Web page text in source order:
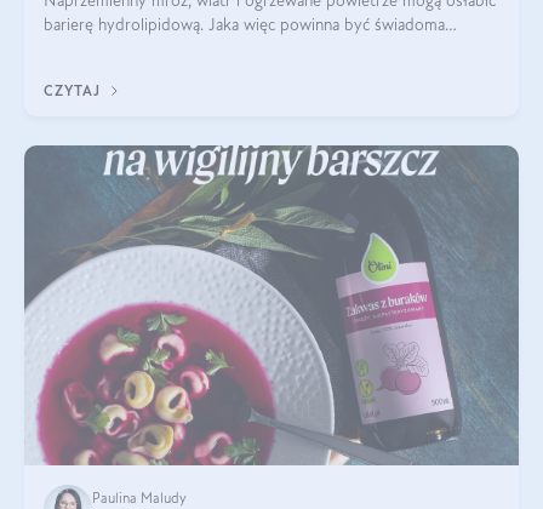
barierę hydrolipidową. Jaka więc powinna być świadoma
CZYTAJ
Paulina Maludy